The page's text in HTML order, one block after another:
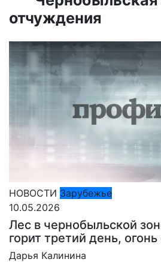
отчуждения
НОВОСТИ Зарубежье
10.05.2026
Лес в чернобыльской
горит третий день, огонь
Дарья Калинина